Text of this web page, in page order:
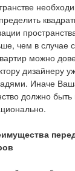
чем в случае
можно
дизайнеру
Иначе
должно быть